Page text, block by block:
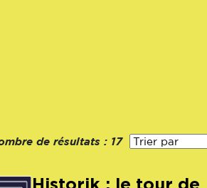
de résultats : 17
Historik : le tour de